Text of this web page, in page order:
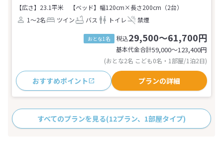
【広さ】23.1平米
【ベッド】幅120cm×長さ200cm（2台）
1～2名
ツイン バス トイレ 禁煙
おとな1名 税込29,500～61,700円
基本代金合計59,000〜123,400円
(おとな2名 こども0名・1部屋/1泊2日)
おすすめポイント プランの詳細
すべてのプランを見る(12プラン、1部屋タイプ)